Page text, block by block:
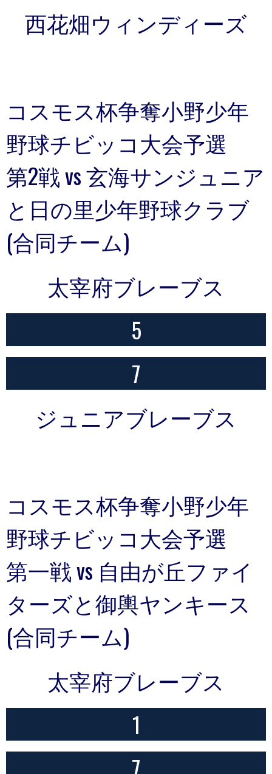
西花畑ウィンディーズ
コスモス杯争奪小野少年
野球チビッコ大会予選
第2戦 vs 玄海サンジュニア
と日の里少年野球クラブ
(合同チーム)
太宰府ブレーブス
5
7
ジュニアブレーブス
コスモス杯争奪小野少年
野球チビッコ大会予選
第一戦 vs 自由が丘ファイ
ターズと御輿ヤンキース
(合同チーム)
太宰府ブレーブス
1